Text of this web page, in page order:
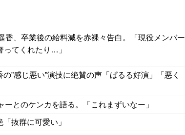
香、卒業後の給料減を赤裸々告白。「現役メンバー
ってくれたり…」
”感じ悪い”演技に絶賛の声「ぱるる好演」「悪く
とのケンカを語る。「これまずいなー」
抜群に可愛い」